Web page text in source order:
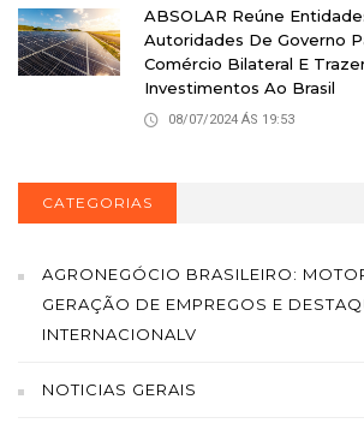
ABSOLAR Reúne
Autoridades De Governo
Comércio Bilateral E
Investimentos Ao Brasil
08/07/2024 ÁS 19:53
CATEGORIAS
AGRONEGÓCIO BRASILEIRO:
GERAÇÃO DE EMPREGOS E
INTERNACIONALV
NOTICIAS GERAIS